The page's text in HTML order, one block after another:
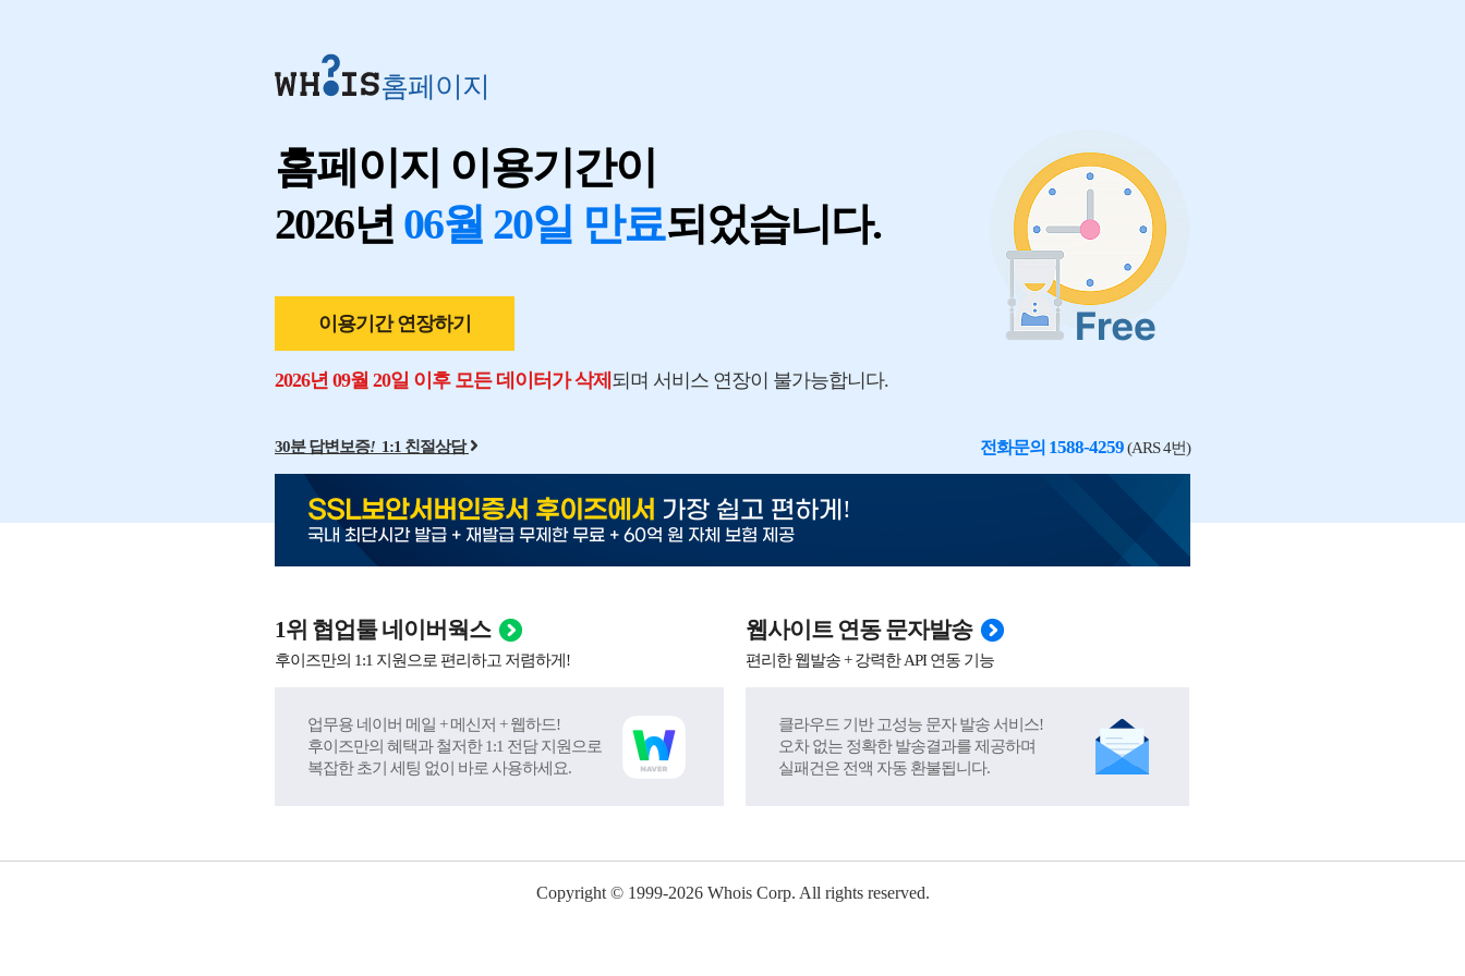
홈페이지
홈페이지 이용기간이
2026년 06월 20일 만료되었습니다.
이용기간 연장하기
2026년 09월 20일 이후 모든 데이터가 삭제 되며 서비스 연장이 불가능합니다.
30분 답변보증! 1:1 친절상담 전화문의 1588-4259(ARS 4번)
SSL보안서버인증서 후이즈에서 가장 쉽고 편하게 !
국내 최단시간 발급 + 재발급 무제한 무료 + 60억 원 자체 보험 제공
1위 협업툴 네이버웍스
후이즈만의 1:1 지원으로 편리하고 저렴하게!
업무용 네이버 메일 + 메신저 + 웹하드!
후이즈만의 혜택과 철저한 1:1 전담 지원으로
복잡한 초기 세팅 없이 바로 사용하세요.
웹사이트 연동 문자발송
편리한 웹발송 + 강력한 API 연동 기능
클라우드 기반 고성능 문자 발송 서비스!
오차 없는 정확한 발송결과를 제공하며
실패건은 전액 자동 환불됩니다.
Copyright © 1999-2026Whois Corp. All rights reserved.